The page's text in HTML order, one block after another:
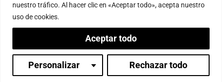
nuestro tráfico. Al hacer clic en «Aceptar todo», acepta nuestro
uso de cookies.
Personalizar Rechazar todo
Aceptar todo
Inicia sesión
Copyright © 2026 – Fundación Sakya –
Reservados todos los derechos.
— AVISO LEGAL —
Política de Privacidad
Condiciones de Pagos
Política de Cookies
Canal de denuncias